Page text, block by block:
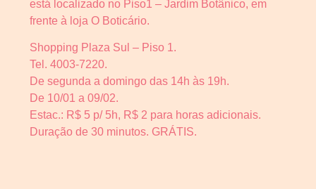
está localizado no Piso1 – Jardim Botânico, em
frente à loja O Boticário.
Shopping Plaza Sul – Piso 1.
Tel. 4003-7220.
De segunda a domingo das 14h às 19h.
De 10/01 a 09/02.
Estac.: R$ 5 p/ 5h, R$ 2 para horas adicionais.
Duração de 30 minutos. GRÁTIS.